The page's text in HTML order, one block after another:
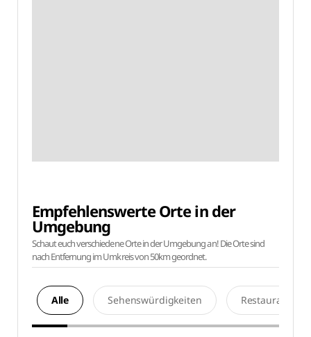
Empfehlenswerte Orte in der
Umgebung
Schaut euch verschiedene Orte in der Umgebung an! Die Orte sind
nach Entfernung im Umkreis von 50km geordnet.
Alle Sehenswürdigkeiten Restaurants